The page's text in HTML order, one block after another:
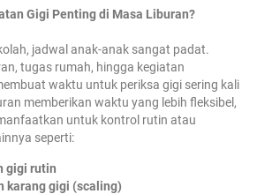
Gigi Penting di Masa Liburan?
jadwal anak-anak sangat padat.
tugas rumah, hingga kegiatan
waktu untuk periksa gigi sering kali
memberikan waktu yang lebih fleksibel,
untuk kontrol rutin atau
seperti:
gigi rutin
karang gigi (scaling)